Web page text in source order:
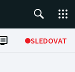
SLEDOVAT